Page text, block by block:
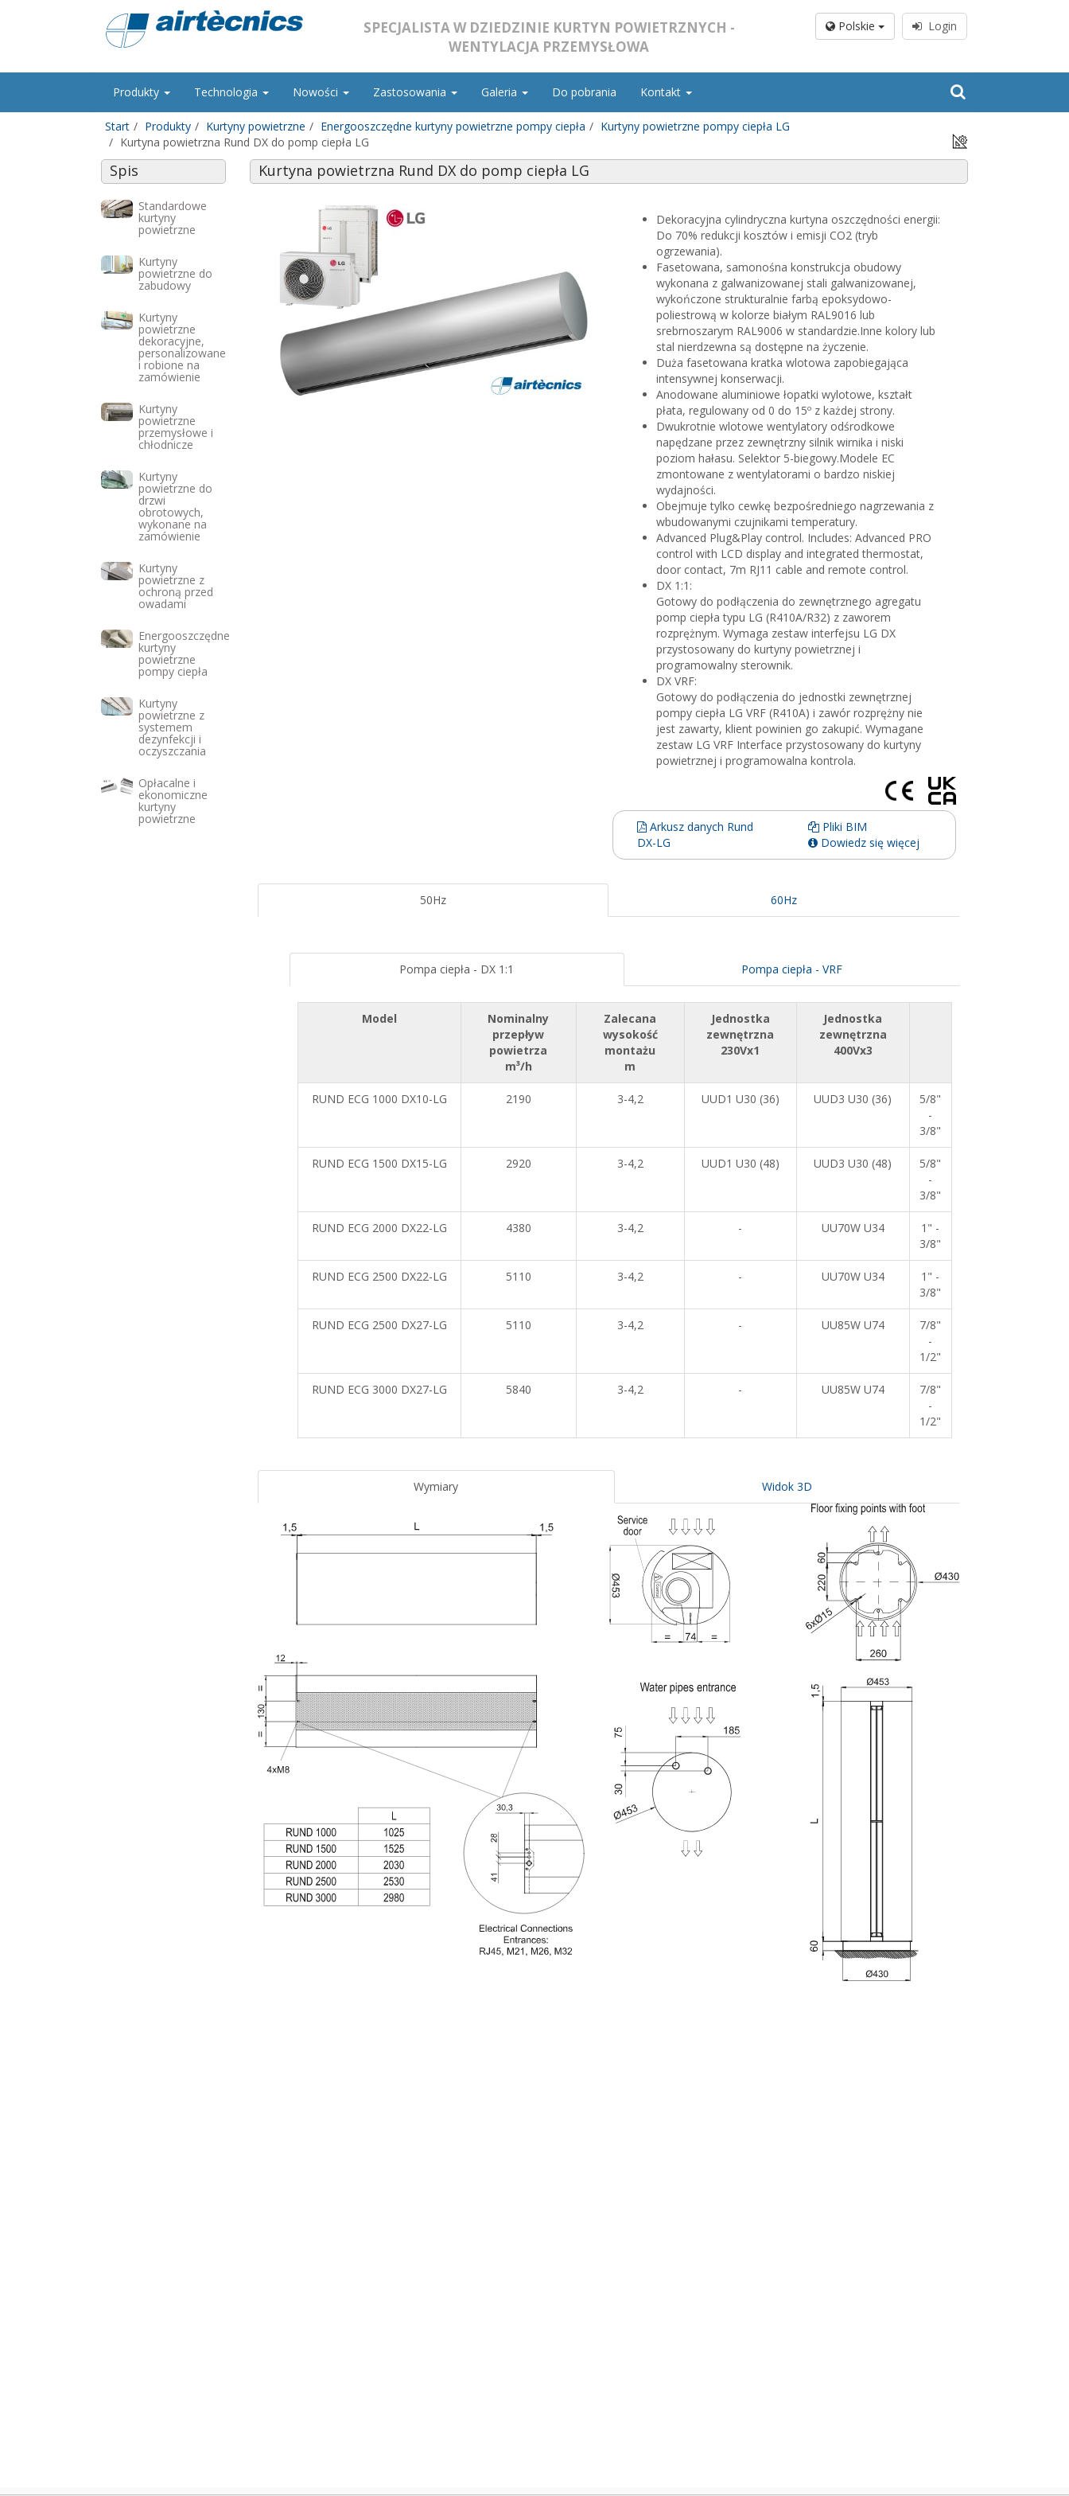
SPECJALISTA W DZIEDZINIE KURTYN POWIETRZNYCH -
WENTYLACJA PRZEMYSŁOWA
Polskie Login
Produkty Technologia Nowości Zastosowania Galeria Do pobrania Kontakt
Start Produkty Kurtyny powietrzne Energooszczędne kurtyny powietrzne pompy ciepła
Kurtyny powietrzne pompy ciepła LG
Kurtyna powietrzna Rund DX do pomp ciepła LG
Spis
Standardowe
kurtyny
powietrzne
Kurtyny
powietrzne do
zabudowy
Kurtyny
powietrzne
dekoracyjne,
personalizowane
i robione na
zamówienie
Kurtyny
powietrzne
przemysłowe i
chłodnicze
Kurtyny
powietrzne do
drzwi
obrotowych,
wykonane na
zamówienie
Kurtyny
powietrzne z
ochroną przed
owadami
Energooszczędne
kurtyny
powietrzne
pompy ciepła
Kurtyny
powietrzne z
systemem
dezynfekcji i
oczyszczania
Opłacalne i
ekonomiczne
kurtyny
powietrzne
Kurtyna powietrzna Rund DX do pomp ciepła LG
Dekoracyjna cylindryczna kurtyna oszczędności energii:
Do 70% redukcji kosztów i emisji CO2 (tryb
ogrzewania).
Fasetowana, samonośna konstrukcja obudowy
wykonana z galwanizowanej stali galwanizowanej,
wykończone strukturalnie farbą epoksydowo-
poliestrową w kolorze białym RAL9016 lub
srebrnoszarym RAL9006 w standardzie.Inne kolory lub
stal nierdzewna są dostępne na życzenie.
Duża fasetowana kratka wlotowa zapobiegająca
intensywnej konserwacji.
Anodowane aluminiowe łopatki wylotowe, kształt
płata, regulowany od 0 do 15º z każdej strony.
Dwukrotnie wlotowe wentylatory odśrodkowe
napędzane przez zewnętrzny silnik wirnika i niski
poziom hałasu. Selektor 5-biegowy.Modele EC
zmontowane z wentylatorami o bardzo niskiej
wydajności.
Obejmuje tylko cewkę bezpośredniego nagrzewania z
wbudowanymi czujnikami temperatury.
Advanced Plug&Play control. Includes: Advanced PRO
control with LCD display and integrated thermostat,
door contact, 7m RJ11 cable and remote control.
DX 1:1:
Gotowy do podłączenia do zewnętrznego agregatu
pomp ciepła typu LG (R410A/R32) z zaworem
rozprężnym. Wymaga zestaw interfejsu LG DX
przystosowany do kurtyny powietrznej i
programowalny sterownik.
DX VRF:
Gotowy do podłączenia do jednostki zewnętrznej
pompy ciepła LG VRF (R410A) i zawór rozprężny nie
jest zawarty, klient powinien go zakupić. Wymagane
zestaw LG VRF Interface przystosowany do kurtyny
powietrznej i programowalna kontrola.
Arkusz danych Rund
DX-LG
Pliki BIM
Dowiedz się więcej
50Hz 60Hz
Pompa ciepła - DX 1:1 Pompa ciepła - VRF
Model
Nominalny
przepływ
powietrza
m³/h
Zalecana
wysokość
montażu
m
Jednostka
zewnętrzna
230Vx1
Jednostka
zewnętrzna
400Vx3
RUND ECG 1000 DX10-LG 2190 3-4,2 UUD1 U30 (36) UUD3 U30 (36)
5/8"
-
3/8"
RUND ECG 1500 DX15-LG 2920 3-4,2 UUD1 U30 (48) UUD3 U30 (48)
5/8"
-
3/8"
RUND ECG 2000 DX22-LG 4380 3-4,2 - UU70W U34
1" -
3/8"
RUND ECG 2500 DX22-LG 5110 3-4,2 - UU70W U34
1" -
3/8"
RUND ECG 2500 DX27-LG 5110 3-4,2 - UU85W U74
7/8"
-
1/2"
RUND ECG 3000 DX27-LG 5840 3-4,2 - UU85W U74
7/8"
-
1/2"
Wymiary Widok 3D